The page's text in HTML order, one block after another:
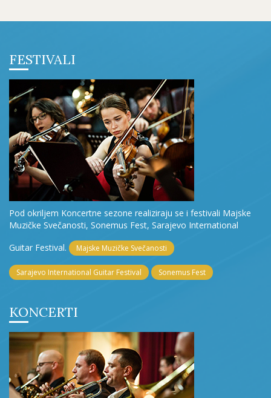
FESTIVALI
Pod okriljem Koncertne sezone realiziraju se i festivali Majske
Muzičke Svečanosti, Sonemus Fest, Sarajevo International
Guitar Festival.
Majske Muzičke Svečanosti
Sarajevo International Guitar Festival Sonemus Fest
KONCERTI